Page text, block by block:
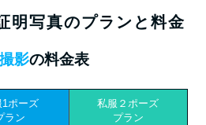
明写真のプランと料金
影の料金表
1ポーズ
ラン
私服２ポーズ
プラン